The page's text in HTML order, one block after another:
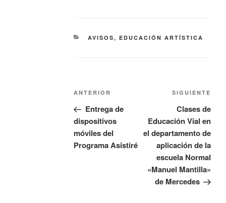
AVISOS, EDUCACIÓN ARTÍSTICA
ANTERIOR
Entrega de
dispositivos
móviles del
Programa Asistiré
SIGUIENTE
Clases de
Educación Vial en
el departamento de
aplicación de la
escuela Normal
«Manuel Mantilla»
de Mercedes